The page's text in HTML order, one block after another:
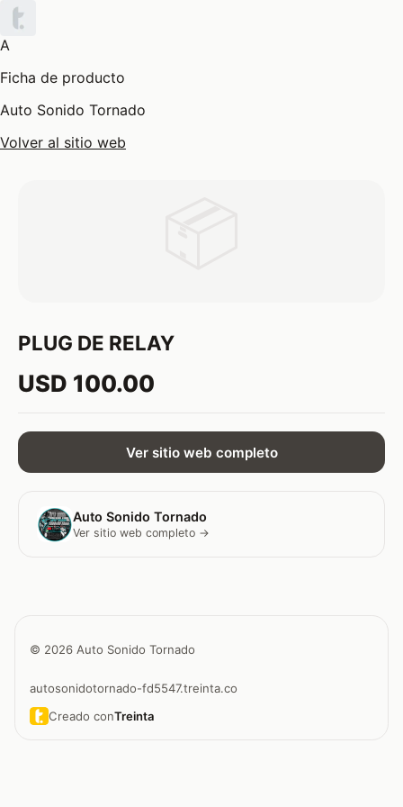
A
Ficha de producto
Auto Sonido Tornado
Volver al sitio web
PLUG DE RELAY
USD 100.00
Ver sitio web completo
Auto Sonido Tornado
Ver sitio web completo →
© 2026 Auto Sonido Tornado
autosonidotornado-fd5547.treinta.co
Creado conTreinta